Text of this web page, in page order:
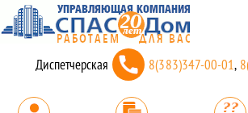
Диспетчерская 8(383)347-00-01,